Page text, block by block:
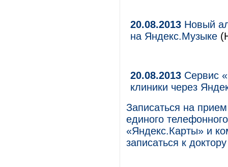
20.08.2013 Новый
на Яндекс.Музыке
20.08.2013 Сервис
клиники через
Записаться на
единого
«Яндекс.Карты» и
записаться к